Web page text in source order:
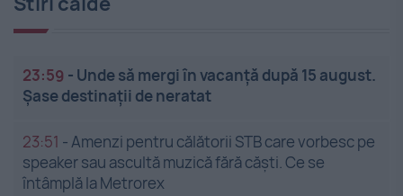
23:59 - Unde să mergi în vacanță după 15 august.
Șase destinații de neratat
23:51 -Amenzi pentru călătorii STB care vorbesc pe
speaker sau ascultă muzică fără căști. Ce se
întâmplă la Metrorex